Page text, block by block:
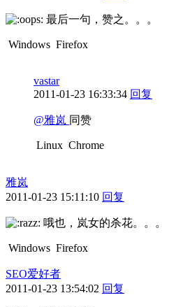
最后一句，赞之。。。
Windows Firefox
vastar
2011-01-23 16:33:34 回复
@雅岚 同赞
Linux Chrome
雅岚
2011-01-23 15:11:10 回复
哦也，岚女的杀花。。。
Windows Firefox
SEO爱好者
2011-01-23 13:54:02 回复